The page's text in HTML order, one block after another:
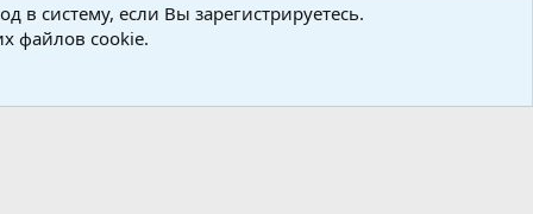
в систему, если Вы зарегистрируетесь.
файлов cookie.